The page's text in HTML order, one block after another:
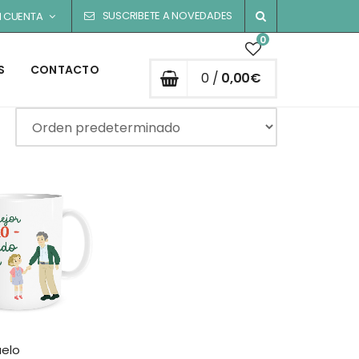
CUENTA SUSCRIBETE A NOVEDADES
CONTACTO
0
0 / 0,00€